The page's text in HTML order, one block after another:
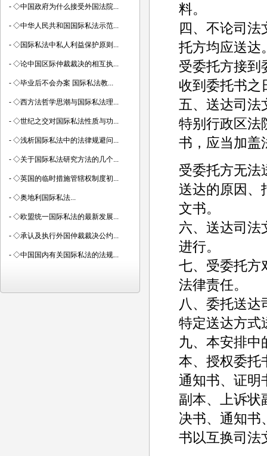
料。
四、不论司法
托方均应送达
受委托方接到
收到委托书之
五、送达司法
特别行政区法
书，应当加盖
受委托方无法
送达的原因、
文书。
六、送达司法
进行。
七、受委托方
法律责任。
八、委托送达
特定送达方式
九、本安排中
本、授权委托
通知书、证明
副本、上诉状
决书、通知书
书以互换司法
- ◇中国政府为什么接受外国法院...
- ◇中华人民共和国国际私法示范...
- ◇国际私法中私人利益保护原则...
- ◇论中国区际仲裁裁决的相互执...
- ◇毕业后不会办案 国际私法教...
- ◇西方法哲学思潮与国际私法理...
- ◇世纪之交对国际私法性质与功...
- ◇浅析国际私法中的法律规避问...
- ◇关于国际私法研究方法的几个...
- ◇英国的临时措施管辖权制度初...
- ◇奥地利国际私法...
- ◇欧盟统一国际私法的最新发展...
- ◇承认及执行外国仲裁裁决公约...
- ◇中国国内有关国际私法的法规...